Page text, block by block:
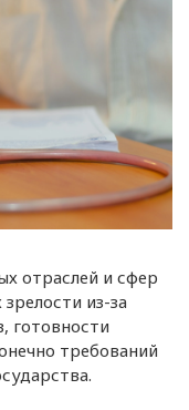
отраслей и сфер
из-за
готовности
требований